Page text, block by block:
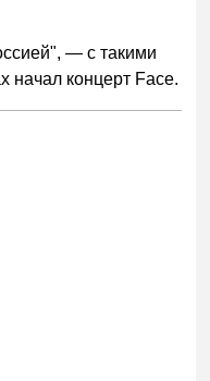
— с такими
начал концерт Face.